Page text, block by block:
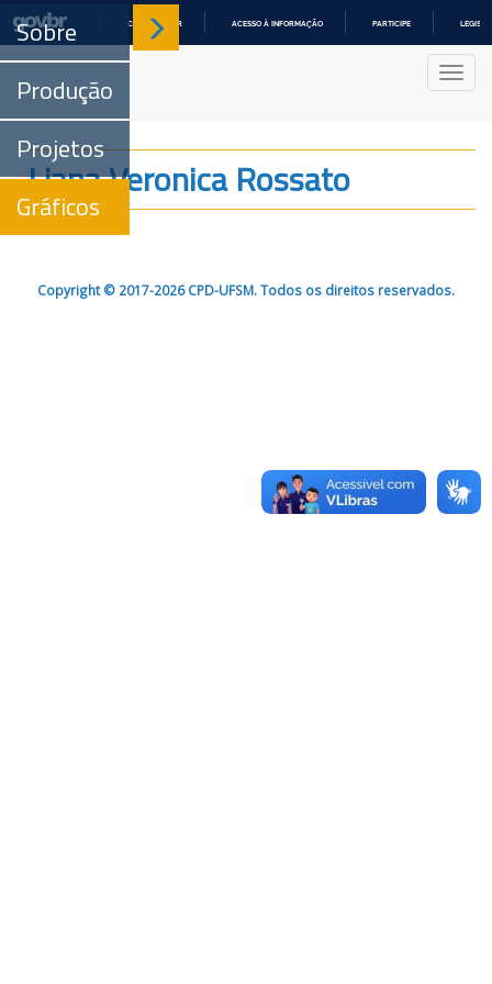
COMUNICA BR ACESSO À INFORMAÇÃO PARTICIPE
Sobre
Produção
Projetos
Gráficos
Liana Veronica Rossato
Copyright © 2017-2026 CPD-UFSM. Todos os direitos reservados.